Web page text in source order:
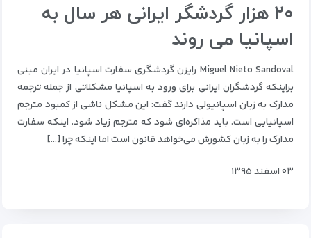
۲۰ هزار گردشگر ایرانی هر سال به
اسپانیا می روند
Miguel Nieto Sandoval رایزن گردشگری سفارت اسپانیا در ایران مبنی
براینکه گردشگران ایرانی برای ورود به اسپانیا مشکلاتی از جمله ترجمه
مدارک به زبان اسپانیولی دارند گفت: این مشکل ناشی از کمبود مترجم
اسپانیایی است. باید مذاکره‌ای شود که مترجم زیاد شود. اینکه سفارت
مدارک را به زبان کشورش می‌خواهد قانون است اما اینکه چرا […]
۰۳ اسفند ۱۳۹۵